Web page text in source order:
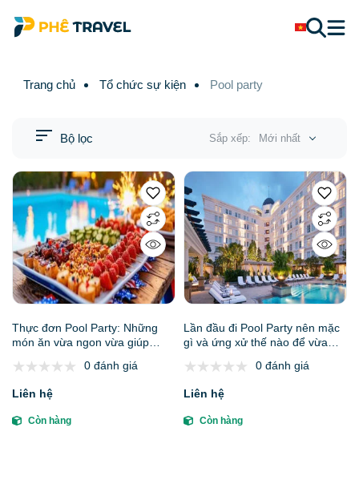
Trang chủ Tổ chức sự kiện Pool party
Bộ lọc Sắp xếp: Mới nhất
Thực đơn Pool Party: Những
món ăn vừa ngon vừa giúp
"sang chảnh" ngay cả khi đang
0 đánh giá
Liên hệ
Còn hàng
Lần đầu đi Pool Party nên mặc
gì và ứng xử thế nào để vừa
duyên"?
0 đánh giá
Liên hệ
Còn hàng